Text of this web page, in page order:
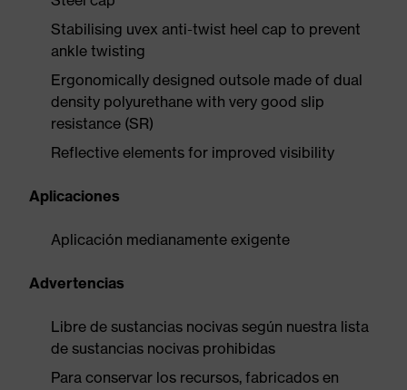
Stabilising uvex anti-twist heel cap to prevent
ankle twisting
Ergonomically designed outsole made of dual
density polyurethane with very good slip
resistance (SR)
Reflective elements for improved visibility
Aplicaciones
Aplicación medianamente exigente
Advertencias
Libre de sustancias nocivas según nuestra lista
de sustancias nocivas prohibidas
Para conservar los recursos, fabricados en